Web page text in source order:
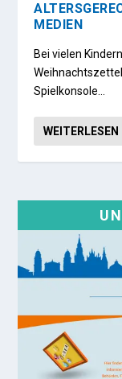
MEDIEN
Bei vielen
Spielkonsole…
WEITERLESEN